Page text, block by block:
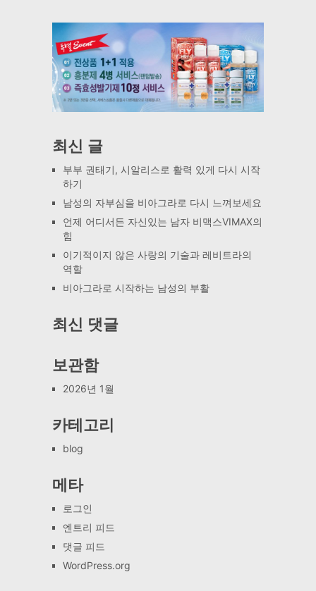
최신 글
부부 권태기, 시알리스로 활력 있게 다시 시작
하기
남성의 자부심을 비아그라로 다시 느껴보세요
언제 어디서든 자신있는 남자 비맥스VIMAX의
힘
이기적이지 않은 사랑의 기술과 레비트라의
역할
비아그라로 시작하는 남성의 부활
최신 댓글
보관함
2026년 1월
카테고리
blog
메타
로그인
엔트리 피드
댓글 피드
WordPress.org